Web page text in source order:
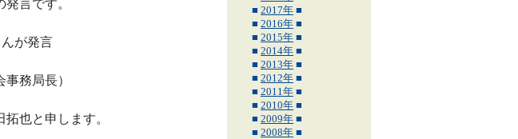
言です。
が発言
務局長）
也と申します。
■ 2017年 ■
■ 2016年 ■
■ 2015年 ■
■ 2014年 ■
■ 2013年 ■
■ 2012年 ■
■ 2011年 ■
■ 2010年 ■
■ 2009年 ■
■ 2008年 ■